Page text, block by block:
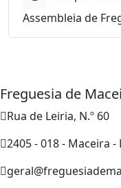
Assembleia de
Freguesia de
Rua de Leiria, N.º 60
2405 - 018 - Maceira -